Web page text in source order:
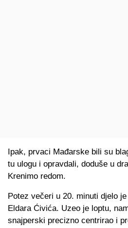
Ipak, prvaci Mađarske bili su
tu ulogu i opravdali, doduše u
Krenimo redom.
Potez večeri u 20. minuti djelo
Eldara Ćivića. Uzeo je loptu,
snajperski precizno centrirao i